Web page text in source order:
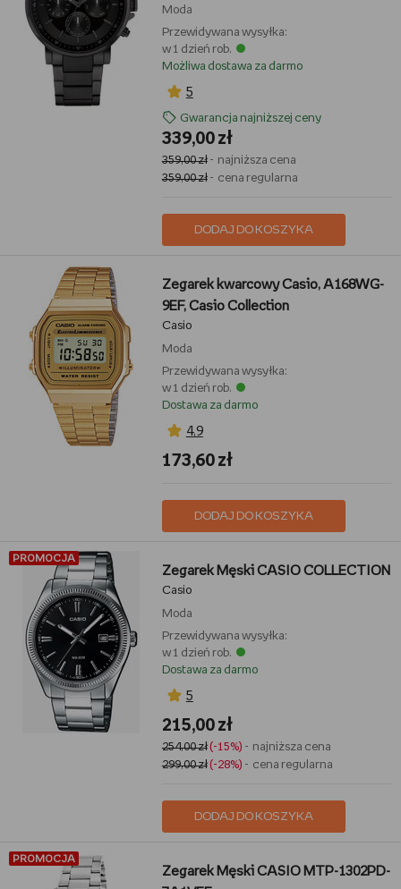
Moda
Przewidywana wysyłka:
w 1 dzień rob.
Możliwa dostawa za darmo
5
Gwarancja najniższej ceny
339,00 zł
359,00 zł- najniższa cena
359,00 zł- cena regularna
DODAJ DO KOSZYKA
Zegarek kwarcowy Casio, A168WG-
9EF, Casio Collection
Casio
Moda
Przewidywana wysyłka:
w 1 dzień rob.
Dostawa za darmo
4,9
173,60 zł
DODAJ DO KOSZYKA
PROMOCJA
Zegarek Męski CASIO COLLECTION
Casio
Moda
Przewidywana wysyłka:
w 1 dzień rob.
Dostawa za darmo
5
215,00 zł
254,00 zł(-15%) - najniższa cena
299,00 zł(-28%) - cena regularna
DODAJ DO KOSZYKA
PROMOCJA
Zegarek Męski CASIO MTP-1302PD-